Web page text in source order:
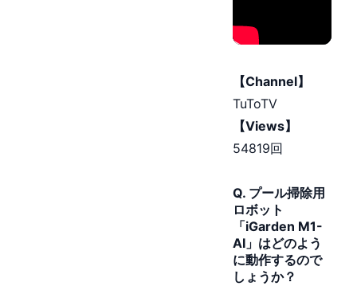
【Channel】
TuToTV
【Views】
54819回
Q. プール掃除用
ロボット
「iGarden M1-
AI」はどのよう
に動作するので
しょうか？